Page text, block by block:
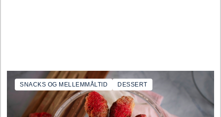
SNACKS OG MELLEMMÅLTID DESSERT